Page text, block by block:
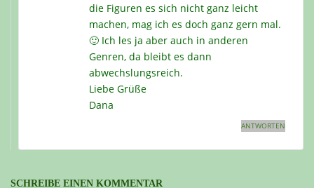
die Figuren es sich nicht ganz leicht
machen, mag ich es doch ganz gern mal.
🙂 Ich les ja aber auch in anderen
Genren, da bleibt es dann
abwechslungsreich.
Liebe Grüße
Dana
ANTWORTEN
SCHREIBE EINEN KOMMENTAR